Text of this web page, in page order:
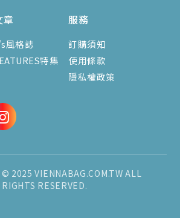
章
風格誌
特集
服務
訂購須知
使用條款
隱私權政策
2025 VIENNABAG.COM.TW ALL
RIGHTS RESERVED.